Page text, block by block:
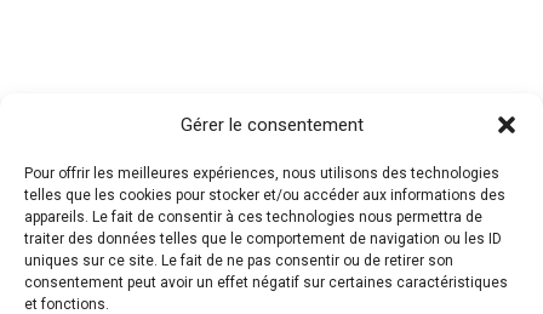
Gérer le consentement
Pour offrir les meilleures expériences, nous utilisons des technologies
telles que les cookies pour stocker et/ou accéder aux informations des
appareils. Le fait de consentir à ces technologies nous permettra de
traiter des données telles que le comportement de navigation ou les ID
uniques sur ce site. Le fait de ne pas consentir ou de retirer son
consentement peut avoir un effet négatif sur certaines caractéristiques
et fonctions.